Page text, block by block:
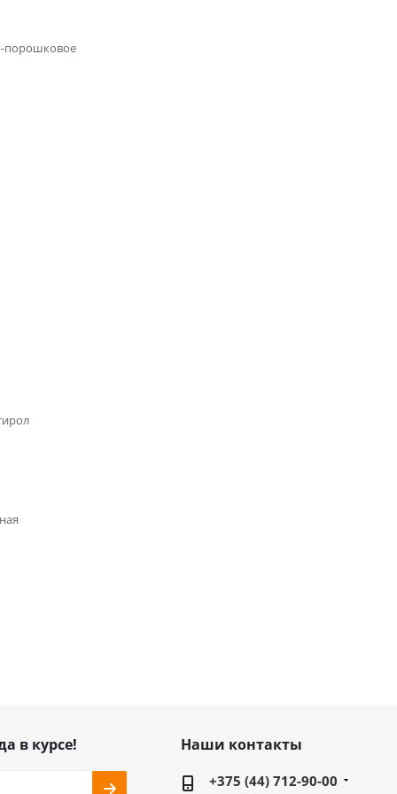
порошковое
в курсе! Наши контакты
+375 (44) 712-90-00